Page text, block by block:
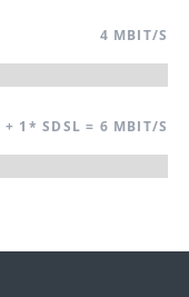
4 MBIT/S
+ 1* SDSL = 6 MBIT/S